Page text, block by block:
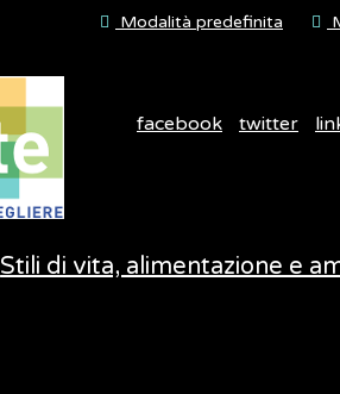
Modalità predefinita
facebook twitter
Stili di vita, alimentazione e